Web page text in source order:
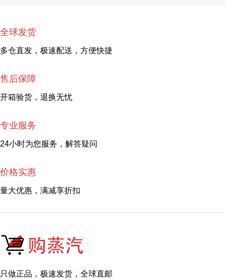
全球发货
多仓直发，极速配送，方便快捷
售后保障
开箱验货，退换无忧
专业服务
24小时为您服务，解答疑问
价格实惠
量大优惠，满减享折扣
只做正品，极速发货，全球直邮